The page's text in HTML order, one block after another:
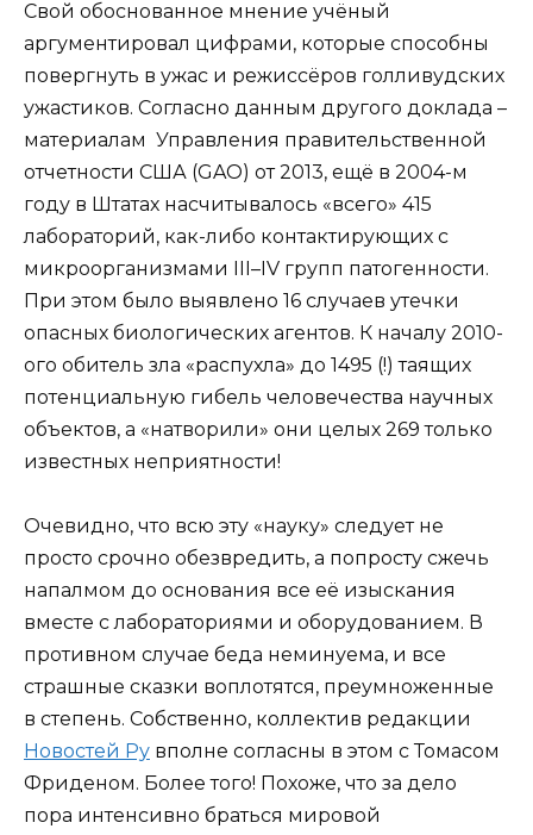
Свой обоснованное мнение учёный
аргументировал цифрами, которые способны
повергнуть в ужас и режиссёров голливудских
ужастиков. Согласно данным другого доклада –
материалам Управления правительственной
отчетности США (GAO) от 2013, ещё в 2004-м
году в Штатах насчитывалось «всего» 415
лабораторий, как-либо контактирующих с
микроорганизмами III–IV групп патогенности.
При этом было выявлено 16 случаев утечки
опасных биологических агентов. К началу 2010-
ого обитель зла «распухла» до 1495 (!) таящих
потенциальную гибель человечества научных
объектов, а «натворили» они целых 269 только
известных неприятности!
Очевидно, что всю эту «науку» следует не
просто срочно обезвредить, а попросту сжечь
напалмом до основания все её изыскания
вместе с лабораториями и оборудованием. В
противном случае беда неминуема, и все
страшные сказки воплотятся, преумноженные
в степень. Собственно, коллектив редакции
Новостей Ру вполне согласны в этом с Томасом
Фриденом. Более того! Похоже, что за дело
пора интенсивно браться мировой